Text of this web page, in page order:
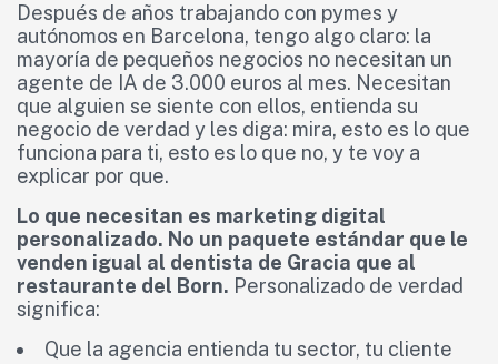
Después de años trabajando con pymes y
autónomos en Barcelona, tengo algo claro: la
mayoría de pequeños negocios no necesitan un
agente de IA de 3.000 euros al mes. Necesitan
que alguien se siente con ellos, entienda su
negocio de verdad y les diga: mira, esto es lo que
funciona para ti, esto es lo que no, y te voy a
explicar por que.
Lo que necesitan es marketing digital
personalizado. No un paquete estándar que le
venden igual al dentista de Gracia que al
restaurante del Born. Personalizado de verdad
significa:
Que la agencia entienda tu sector, tu cliente